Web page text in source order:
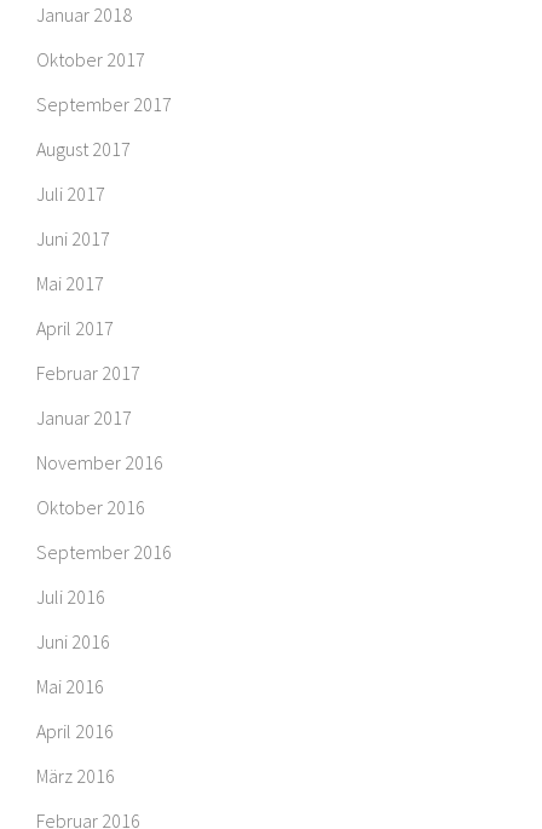
Januar 2018
Oktober 2017
September 2017
August 2017
Juli 2017
Juni 2017
Mai 2017
April 2017
Februar 2017
Januar 2017
November 2016
Oktober 2016
September 2016
Juli 2016
Juni 2016
Mai 2016
April 2016
März 2016
Februar 2016